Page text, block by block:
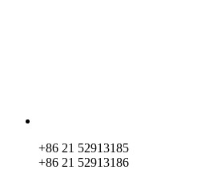
+86 21 52913185
+86 21 52913186